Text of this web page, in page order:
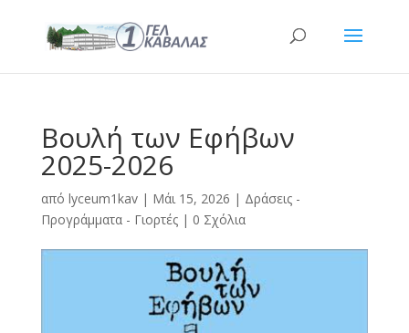
Βουλή των Εφήβων
2025-2026
από lyceum1kav| Μάι 15, 2026 | Δράσεις -
Προγράμματα - Γιορτές| 0 Σχόλια